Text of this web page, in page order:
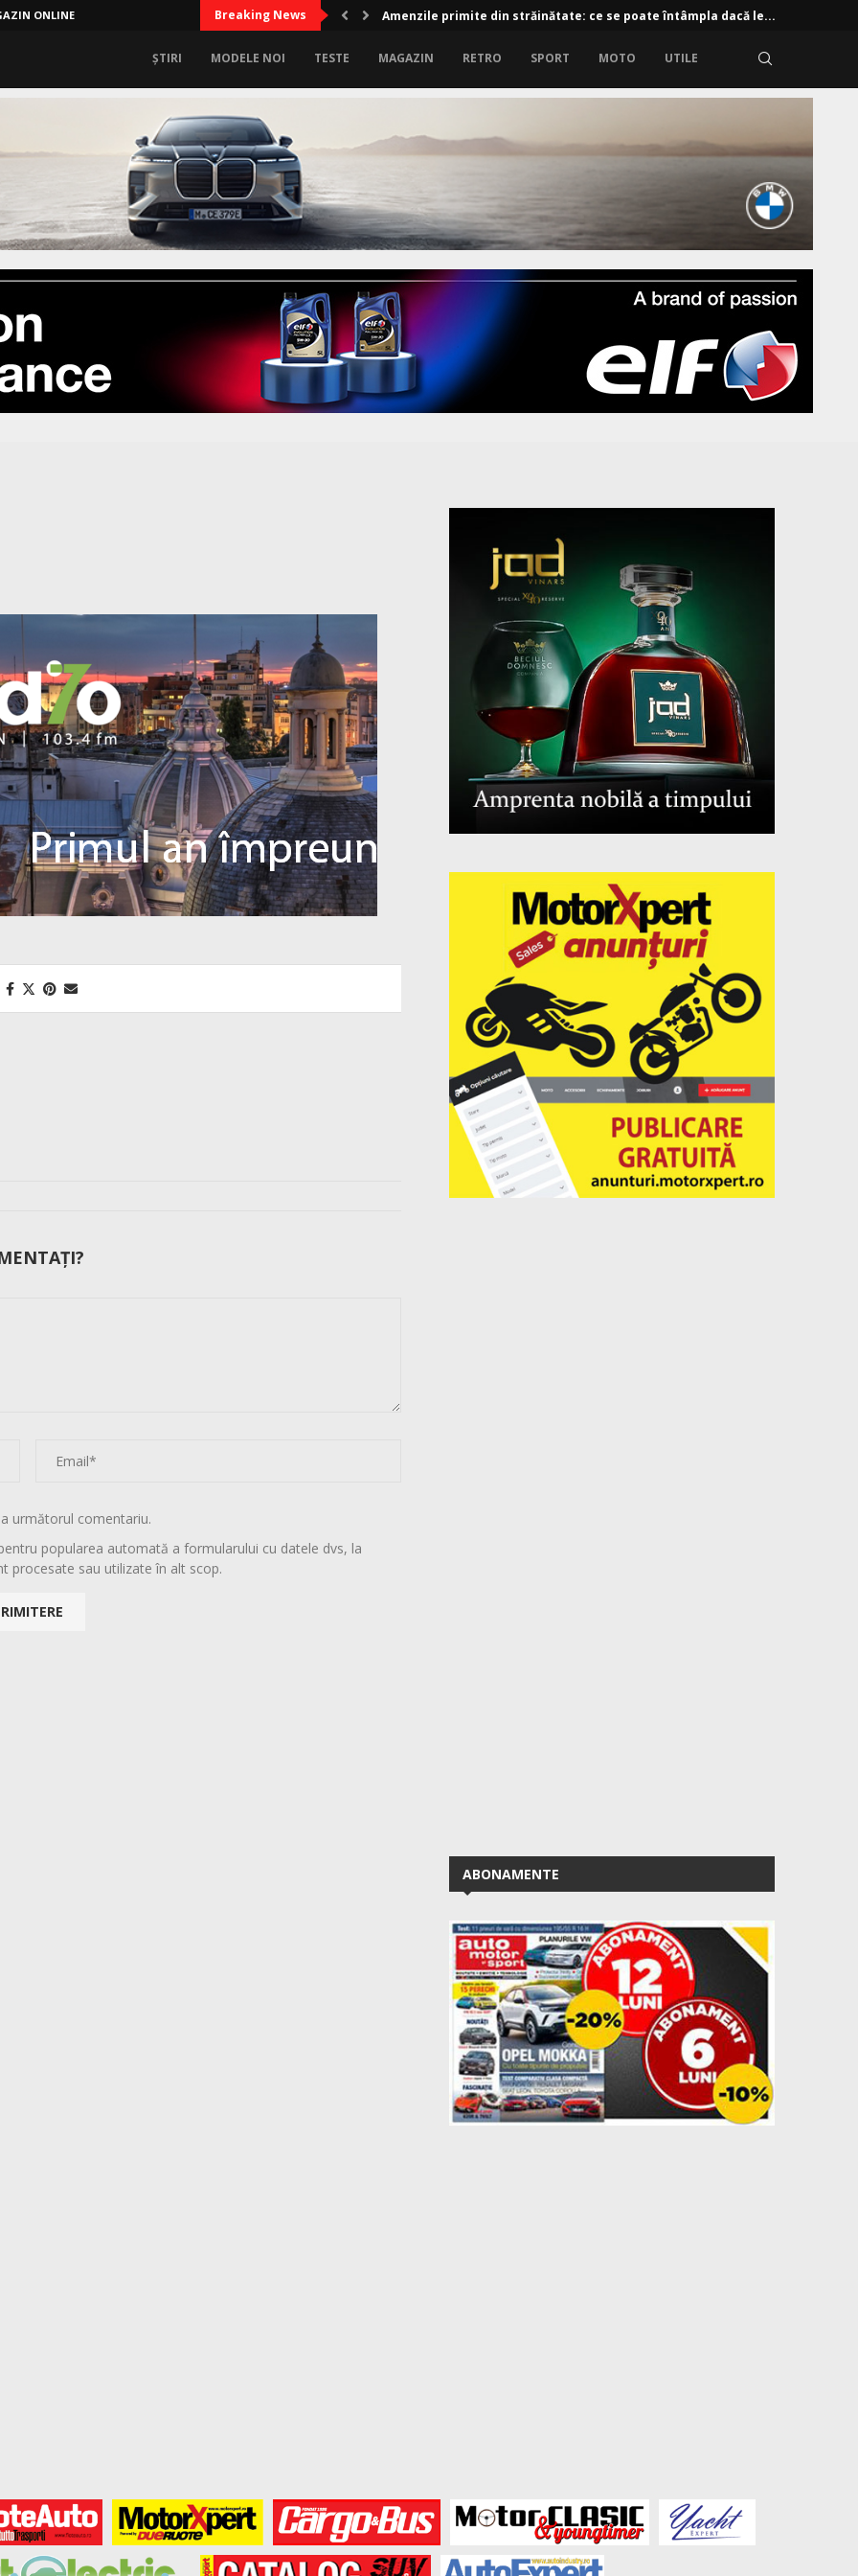
ONLINE Breaking News Amenzile primite din străinătate: ce se poate întâmpla dacă le...
ȘTIRI MODELE NOI TESTE MAGAZIN RETRO SPORT MOTO UTILE
următorul comentariu.
popularea automată a formularului cu datele dvs, la
procesate sau utilizate în alt scop.
ABONAMENTE